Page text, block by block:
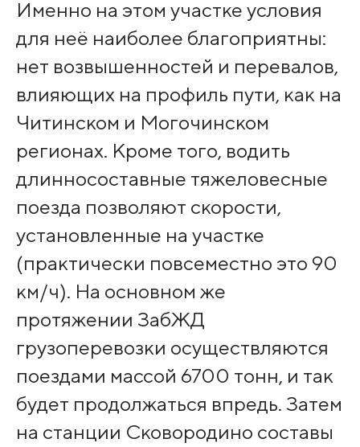
Именно на этом участке условия
для неё наиболее благоприятны:
нет возвышенностей и перевалов,
влияющих на профиль пути, как на
Читинском и Могочинском
регионах. Кроме того, водить
длинносоставные тяжеловесные
поезда позволяют скорости,
установленные на участке
(практически повсеместно это 90
км/ч). На основном же
протяжении ЗабЖД
грузоперевозки осуществляются
поездами массой 6700 тонн, и так
будет продолжаться впредь. Затем
на станции Сковородино составы